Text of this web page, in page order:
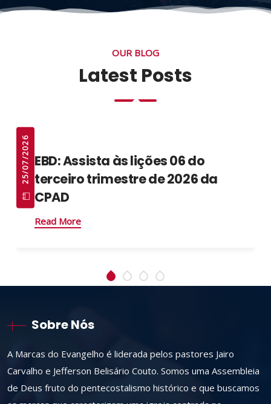
OUR BLOG
Latest Posts
25/07/2026 EBD: Assista às lições 06 do
terceiro trimestre de 2026 da
CPAD
Read More
Sobre Nós
A Marcas do Evangelho é liderada pelos pastores Jairo
Carvalho e Jefferson Belisário Couto. Somos uma Assembleia
de Deus fruto do pentecostalismo histórico e que buscamos